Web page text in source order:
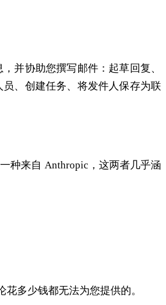
并协助您撰写邮件：起草回复、
、创建任务、将发件人保存为联
种来自 Anthropic，这两者几乎涵
多少钱都无法为您提供的。